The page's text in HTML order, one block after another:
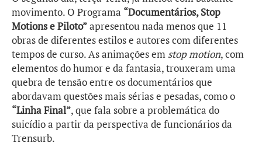
movimento. O Programa “Documentários, Stop
Motions e Piloto”apresentou nada menos que 11
obras de diferentes estilos e autores com diferentes
tempos de curso. As animações em stop motion, com
elementos do humor e da fantasia, trouxeram uma
quebra de tensão entre os documentários que
abordavam questões mais sérias e pesadas, como o
“Linha Final”, que fala sobre a problemática do
suicídio a partir da perspectiva de funcionários da
Trensurb.